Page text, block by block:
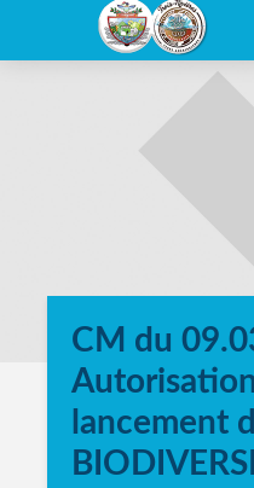
CM du
lancement